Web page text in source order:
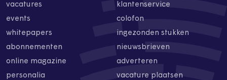
vacatures
events
whitepapers
abonnementen
online magazine
personalia
klantenservice
colofon
ingezonden stukken
nieuwsbrieven
adverteren
vacature plaatsen